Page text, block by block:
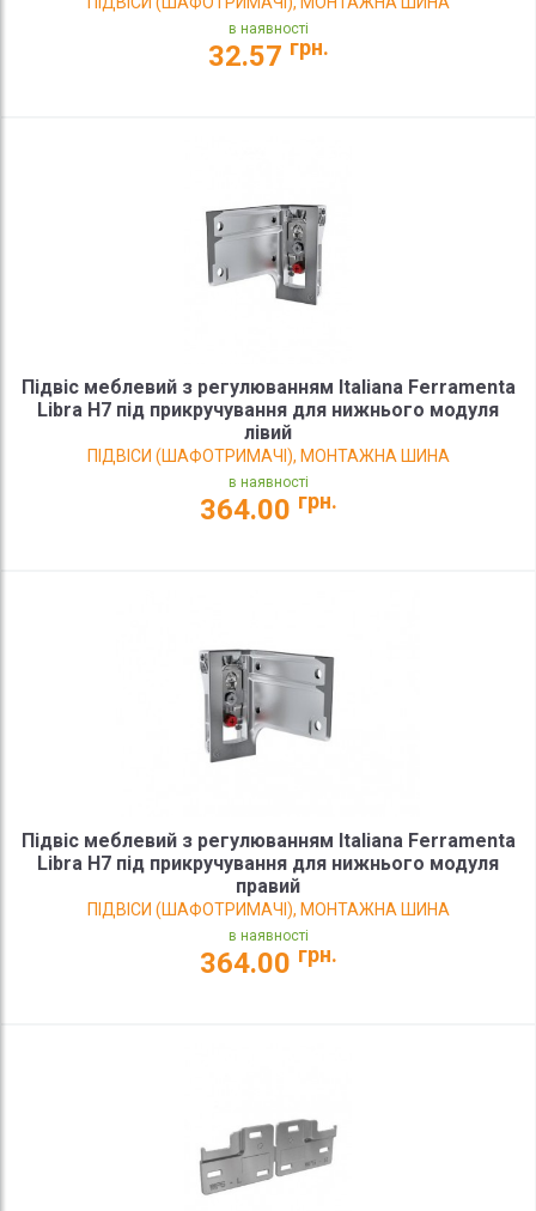
в наявності
32.57 грн.
Підвіс меблевий з регулюванням Italiana Ferramenta
Libra H7 під прикручування для нижнього модуля
лівий
ПІДВІСИ (ШАФОТРИМАЧІ), МОНТАЖНА ШИНА
в наявності
364.00 грн.
Підвіс меблевий з регулюванням Italiana Ferramenta
Libra H7 під прикручування для нижнього модуля
правий
ПІДВІСИ (ШАФОТРИМАЧІ), МОНТАЖНА ШИНА
в наявності
364.00 грн.